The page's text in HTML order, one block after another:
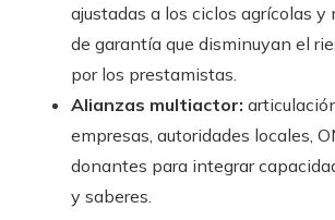
ajustadas a los ciclos agrícolas y
de garantía que disminuyan el
por los prestamistas.
Alianzas multiactor:
empresas, autoridades locales,
donantes para integrar
y saberes.